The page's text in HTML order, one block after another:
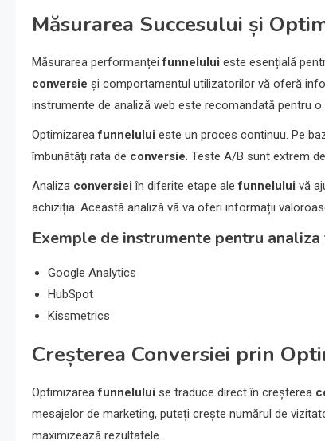
Măsurarea Succesului și
Măsurarea performanțeifunnelului este esențială
conversie și comportamentul utilizatorilor vă oferă
instrumente de analiză web este recomandată pentru
Optimizareafunnelului este un proces continuu. Pe
îmbunătăți rata de conversie. Teste A/B sunt extrem
Analiza conversiei în diferite etape alefunnelului vă
achiziția. Această analiză vă va oferi informații
Exemple de instrumente pentru
Google Analytics
HubSpot
Kissmetrics
Creșterea Conversiei prin
Optimizareafunnelului se traduce direct în creșterea
mesajelor de marketing, puteți crește numărul de
maximizează rezultatele.